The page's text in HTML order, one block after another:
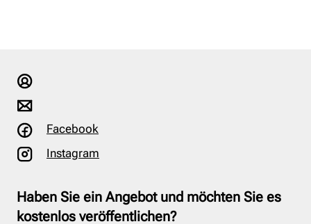
Facebook
Instagram
Haben Sie ein Angebot und möchten Sie es
kostenlos veröffentlichen?